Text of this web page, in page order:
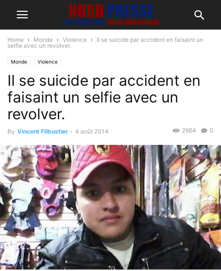
Home Monde Violence
Il se suicide par accident en faisaint un
selfie avec un revolver.
Monde Violence
Il se suicide par accident en
faisaint un selfie avec un
revolver.
By Vincent Flibustier - 4 août 2014 0
2664